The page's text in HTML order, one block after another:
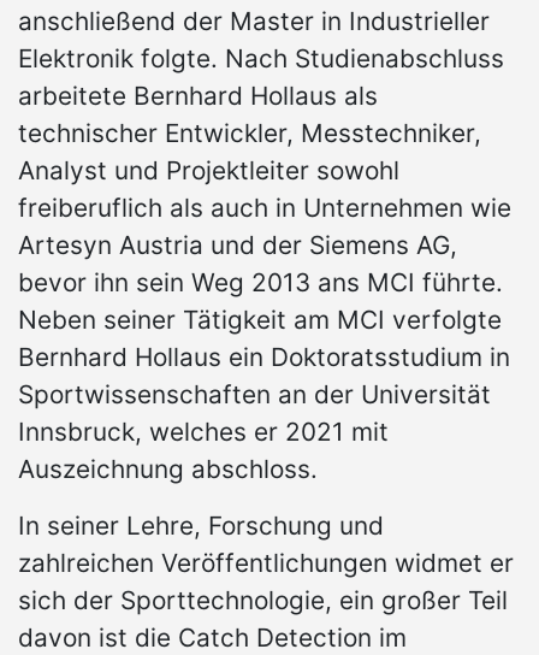
anschließend der Master in Industrieller
Elektronik folgte. Nach Studienabschluss
arbeitete Bernhard Hollaus als
technischer Entwickler, Messtechniker,
Analyst und Projektleiter sowohl
freiberuflich als auch in Unternehmen wie
Artesyn Austria und der Siemens AG,
bevor ihn sein Weg 2013 ans MCI führte.
Neben seiner Tätigkeit am MCI verfolgte
Bernhard Hollaus ein Doktoratsstudium in
Sportwissenschaften an der Universität
Innsbruck, welches er 2021 mit
Auszeichnung abschloss.
In seiner Lehre, Forschung und
zahlreichen Veröffentlichungen widmet er
sich der Sporttechnologie, ein großer Teil
davon ist die Catch Detection im